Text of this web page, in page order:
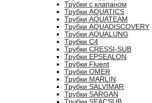
Трубки с клапаном
Трубки AQUATICS
Трубки AQUATEAM
Трубки AQUADISCOVERY
Трубки AQUALUNG
Трубки C4
Трубки CRESSI-SUB
Трубки EPSEALON
Трубки Fluent
Трубки OMER
Трубки MARLIN
Трубки SALVIMAR
Трубки SARGAN